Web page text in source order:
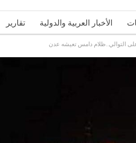
الأخبار العربية والدولية تقارير
على التوالي..ظلام دامس تعيشه عدن